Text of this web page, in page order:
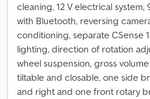
cleaning, 12 V electrical system,
with Bluetooth, reversing
conditioning, separate CSense
lighting, direction of rotation
wheel suspension, gross
tiltable and closable, one side
and right and one front rotary